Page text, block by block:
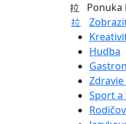
Ponuka
Hudba
Sport a